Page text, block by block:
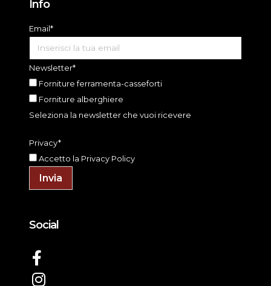
Info
Email*
Newsletter*
Forniture ferramenta-casseforti
Forniture alberghiere
Seleziona la newsletter che vuoi ricevere
Privacy*
Accetto la Privacy Policy
Invia
Social